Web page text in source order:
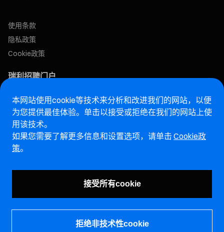
使用条款
隐私政策
Cookie政策
瑞利招聘门户
售后网站
马瑞利诚信热线网站
漏洞报告页面 (ENG)
本网站使用cookie等技术来分析和改进我们的网站，以便
为您提供最佳体验。单击以接受或拒绝在我们的网站上使
用该技术。
如果您需要了解更多信息和设置选项，请单击 Cookie政
策。
接受所有cookie
拒绝非技术性cookie